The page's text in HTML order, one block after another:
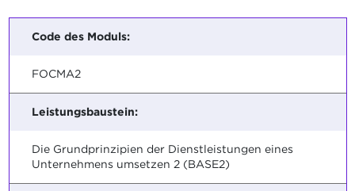
Code des Moduls:
FOCMA2
Leistungsbaustein:
Die Grundprinzipien der Dienstleistungen eines
Unternehmens umsetzen 2 (BASE2)